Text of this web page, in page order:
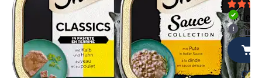
dm